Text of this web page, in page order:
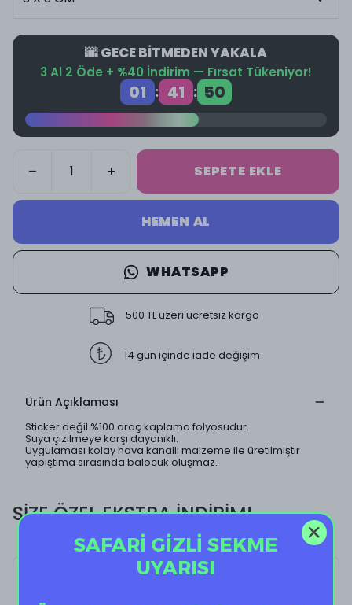
🌆 GECE BİTMEDEN YAKALA
3 Al 2 Öde + %40 İndirim — Fırsat Tükeniyor!
01 : 41 : 50
SEPETE EKLE
HEMEN AL
WHATSAPP
500 TL üzeri ücretsiz kargo
14 gün içinde iade değişim
Ürün Açıklaması
Sticker değil %100 araç kaplama folyosudur.
Suya çizilmeye karşı dayanıklı.
Uygulaması kolay hava kanallı malzeme ile üretilmiştir
yapıştıma sırasında balocuk oluşmaz.
SİZE ÖZEL EKSTRA İNDİRİM!
SAFARİ GİZLİ SEKME
UYARISI